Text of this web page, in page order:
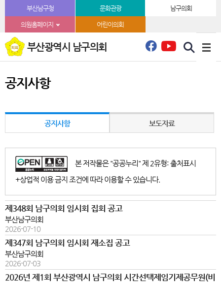
본문바로가기부산남구청 문화관광 남구의회
의원홈페이지 어린이의회
부산광역시 남구의회
공지사항
공지사항 보도자료
본 저작물은 "공공누리" 제 2유형: 출처표시
+상업적 이용 금지 조건에 따라 이용할 수 있습니다.
제348회 남구의회 임시회 집회 공고
부산남구의회
2026-07-10
제347회 남구의회 임시회 재소집 공고
부산남구의회
2026-07-03
2026년 제1회 부산광역시 남구의회 시간선택제임기제공무원(비